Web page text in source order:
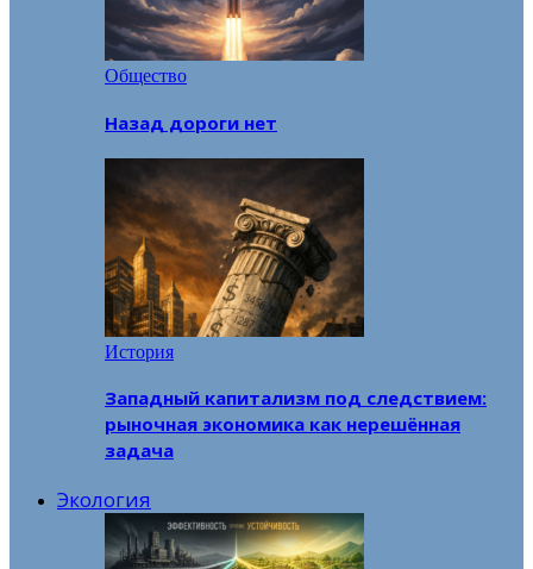
Общество
Назад дороги нет
История
Западный капитализм под следствием:
рыночная экономика как нерешённая
задача
Экология